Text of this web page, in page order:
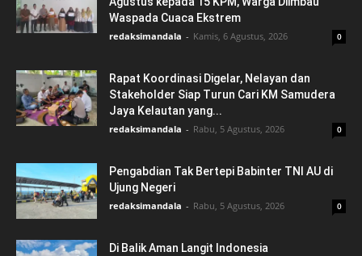
Waspada Cuaca Ekstrem
redaksimandala - Kamis, 6 Agustus, 2026 0
Rapat Koordinasi Digelar, Nelayan dan
Stakeholder Siap Turun Cari KM Samudera
Jaya Kelautan yang...
redaksimandala - Rabu, 5 Agustus, 2026 0
Pengabdian Tak Bertepi Babinter TNI AU di
Ujung Negeri
redaksimandala - Rabu, 5 Agustus, 2026 0
Di Balik Aman Langit Indonesia